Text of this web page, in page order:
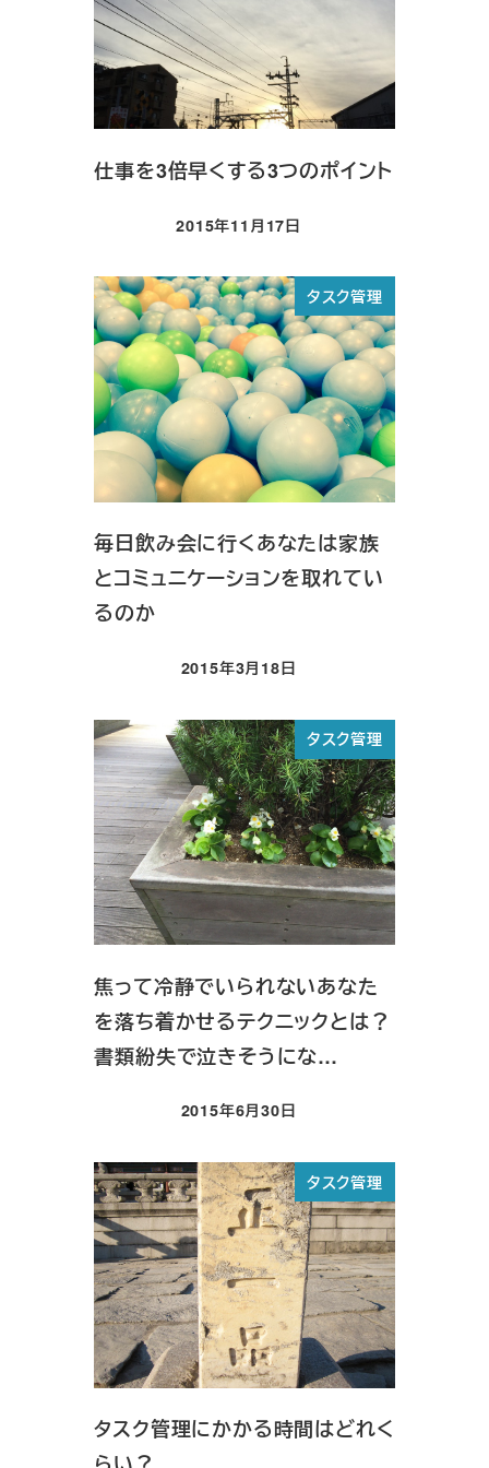
仕事を3倍早くする3つのポイント
投稿日
2015年11月17日
タスク管理
毎日飲み会に行くあなたは家族
とコミュニケーションを取れてい
るのか
投稿日
2015年3月18日
タスク管理
焦って冷静でいられないあなた
を落ち着かせるテクニックとは？
書類紛失で泣きそうにな…
投稿日
2015年6月30日
タスク管理
タスク管理にかかる時間はどれく